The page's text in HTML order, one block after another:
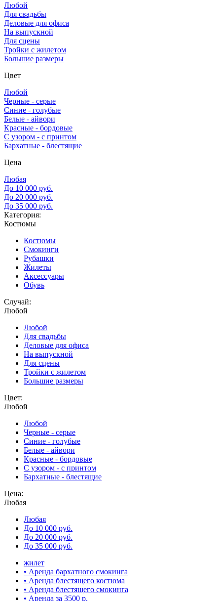
Любой
Для свадьбы
Деловые для офиса
На выпускной
Для сцены
Тройки с жилетом
Большие размеры
Цвет
Любой
Черные - серые
Синие - голубые
Белые - айвори
Красные - бордовые
С узором - с принтом
Бархатные - блестящие
Цена
Любая
До 10 000 руб.
До 20 000 руб.
До 35 000 руб.
Категория:
Костюмы
Костюмы
Смокинги
Рубашки
Жилеты
Аксессуары
Обувь
Случай:
Любой
Любой
Для свадьбы
Деловые для офиса
На выпускной
Для сцены
Тройки с жилетом
Большие размеры
Цвет:
Любой
Любой
Черные - серые
Синие - голубые
Белые - айвори
Красные - бордовые
С узором - с принтом
Бархатные - блестящие
Цена:
Любая
Любая
До 10 000 руб.
До 20 000 руб.
До 35 000 руб.
жилет
• Аренда бархатного смокинга
• Аренда блестящего костюма
• Аренда блестящего смокинга
• Аренда за 3500 р.